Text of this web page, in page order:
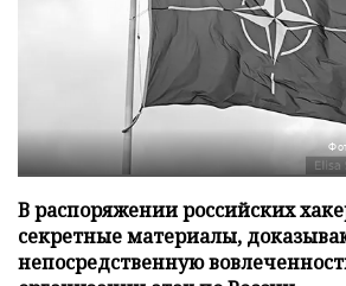
В распоряжении российских
секретные материалы,
непосредственную